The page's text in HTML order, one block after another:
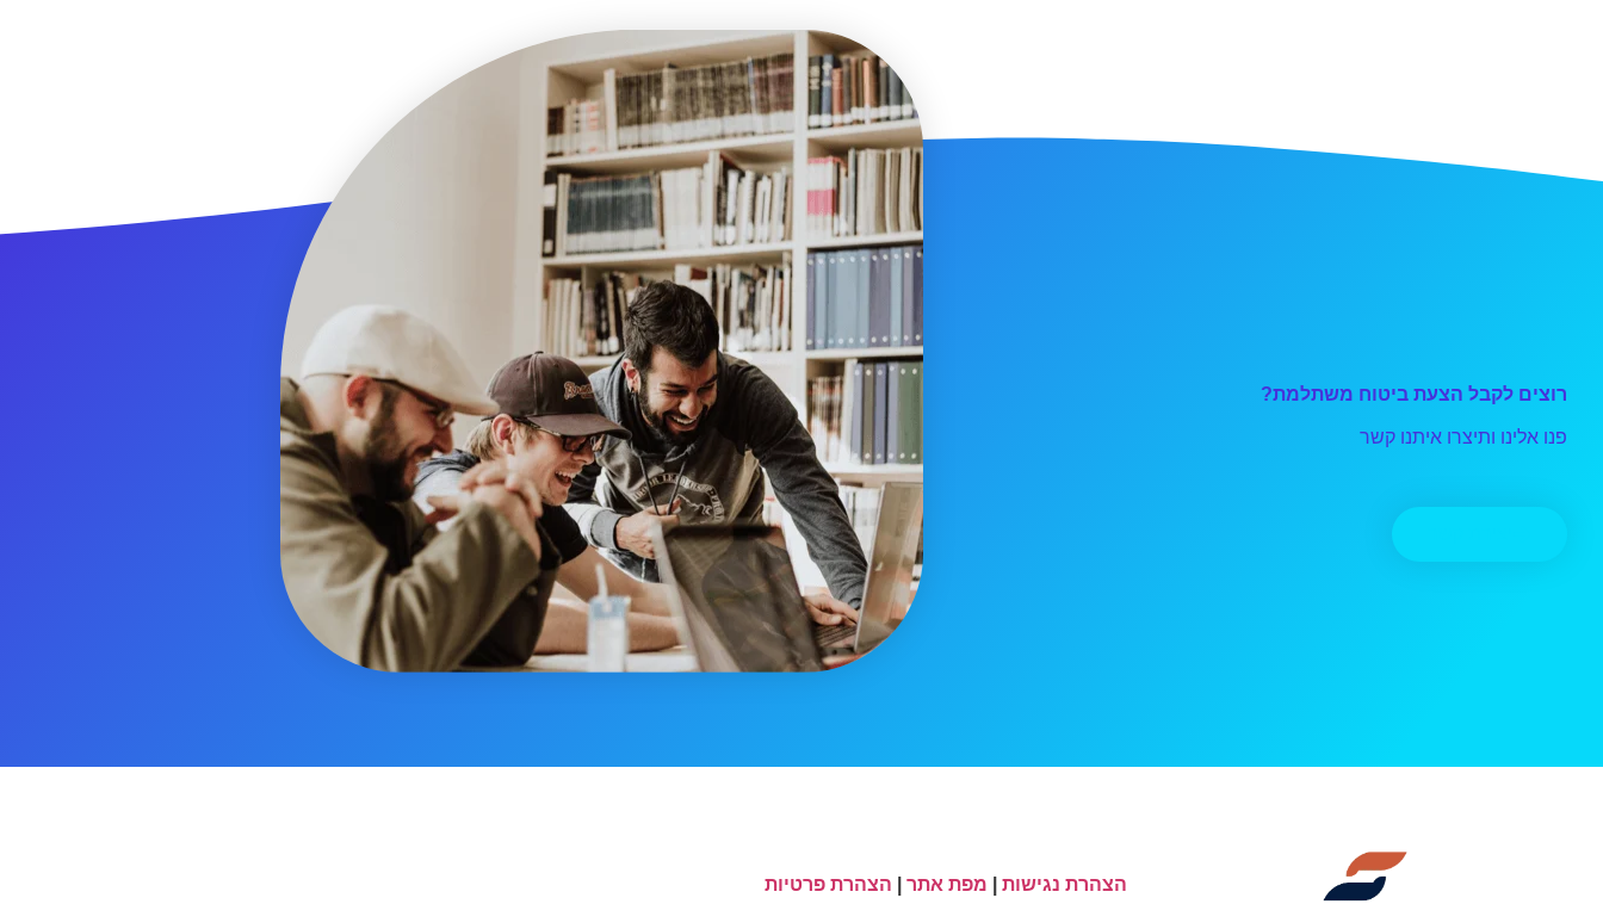
רוצים לקבל הצעת ביטוח משתלמת?
פנו אלינו ותיצרו איתנו קשר
הצהרת נגישות מפת אתר הצהרת פרטיות